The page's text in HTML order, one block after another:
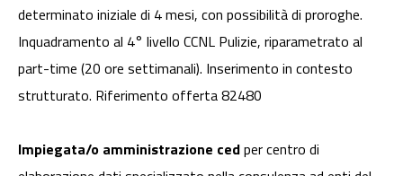
determinato iniziale di 4 mesi, con possibilità di proroghe.
Inquadramento al 4° livello CCNL Pulizie, riparametrato al
part-time (20 ore settimanali). Inserimento in contesto
strutturato. Riferimento offerta 82480
Impiegata/o amministrazione cedper centro di